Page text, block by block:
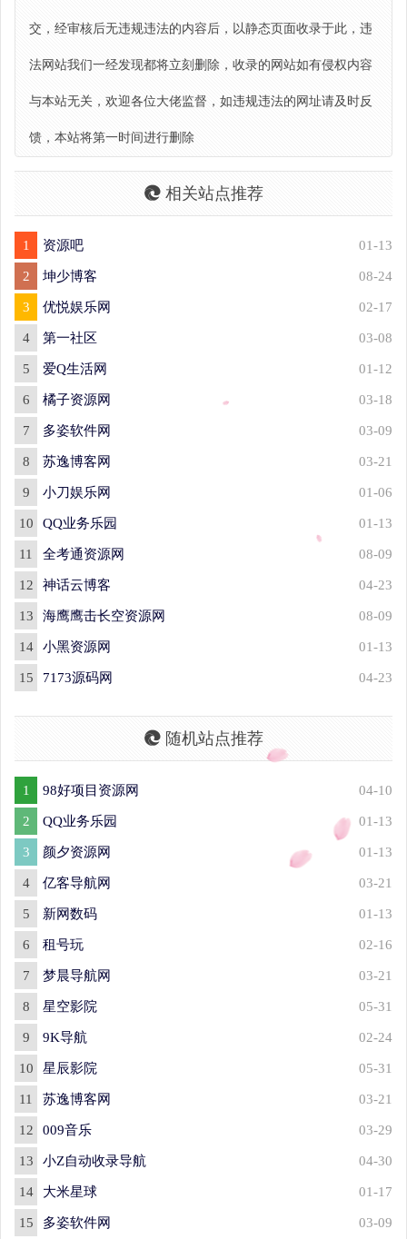
交，经审核后无违规违法的内容后，以静态页面收录于此，违
法网站我们一经发现都将立刻删除，收录的网站如有侵权内容
与本站无关，欢迎各位大佬监督，如违规违法的网址请及时反
馈，本站将第一时间进行删除
相关站点推荐
1 资源吧 01-13
2 坤少博客 08-24
3 优悦娱乐网 02-17
4 第一社区 03-08
5 爱Q生活网 01-12
6 橘子资源网 03-18
7 多姿软件网 03-09
8 苏逸博客网 03-21
9 小刀娱乐网 01-06
10 QQ业务乐园 01-13
11 全考通资源网 08-09
12 神话云博客 04-23
13 海鹰鹰击长空资源网 08-09
14 小黑资源网 01-13
15 7173源码网 04-23
随机站点推荐
1 98好项目资源网 04-10
2 QQ业务乐园 01-13
3 颜夕资源网 01-13
4 亿客导航网 03-21
5 新网数码 01-13
6 租号玩 02-16
7 梦晨导航网 03-21
8 星空影院 05-31
9 9K导航 02-24
10 星辰影院 05-31
11 苏逸博客网 03-21
12 009音乐 03-29
13 小Z自动收录导航 04-30
14 大米星球 01-17
15 多姿软件网 03-09